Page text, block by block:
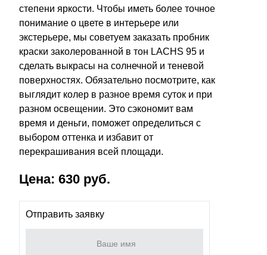
степени яркости. Чтобы иметь более точное
понимание о цвете в интерьере или
экстерьере, мы советуем заказать пробник
краски заколерованной в тон LACHS 95 и
сделать выкрасы на солнечной и теневой
поверхностях. Обязательно посмотрите, как
выглядит колер в разное время суток и при
разном освещении. Это сэкономит вам
время и деньги, поможет определиться с
выбором оттенка и избавит от
перекрашивания всей площади.
Цена: 630 руб.
Отправить заявку